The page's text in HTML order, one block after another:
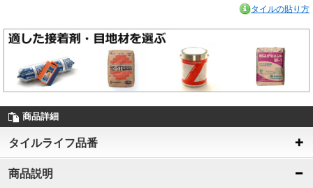
タイルの貼り方
商品詳細
タイルライフ品番
商品説明